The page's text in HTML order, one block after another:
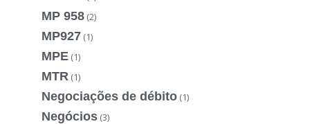
MP 958 (2)
MP927 (1)
MPE (1)
MTR (1)
Negociações de débito (1)
Negócios (3)